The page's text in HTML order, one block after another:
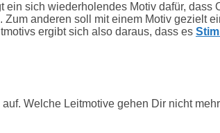
ein sich wiederholendes Motiv dafür, dass
Zum anderen soll mit einem Motiv gezielt
ergibt sich also daraus, dass es
Welche Leitmotive gehen Dir nicht